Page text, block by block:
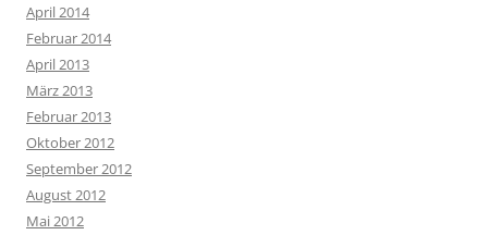
April 2014
Februar 2014
April 2013
März 2013
Februar 2013
Oktober 2012
September 2012
August 2012
Mai 2012